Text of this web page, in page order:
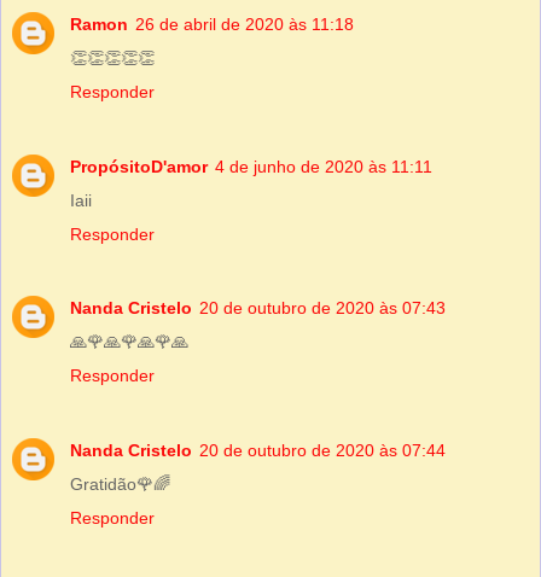
Ramon 26 de abril de 2020 às 11:18
👏👏👏👏👏
Responder
PropósitoD'amor 4 de junho de 2020 às 11:11
Iaii
Responder
Nanda Cristelo 20 de outubro de 2020 às 07:43
🙏🌹🙏🌹🙏🌹🙏
Responder
Nanda Cristelo 20 de outubro de 2020 às 07:44
Gratidão🌹🌈
Responder